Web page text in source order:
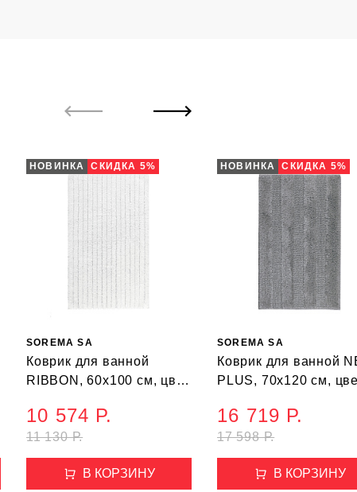
НОВИНКА СКИДКА 5%
SOREMA SA
Коврик для ванной
RIBBON, 60х100 см, цвет
11 130 Р.
10 574 Р.
В КОРЗИНУ
НОВИНКА СКИДКА 5%
SOREMA SA
Коврик для ванной
PLUS, 70х120 см,
17 598 Р.
16 719 Р.
В КОРЗИНУ